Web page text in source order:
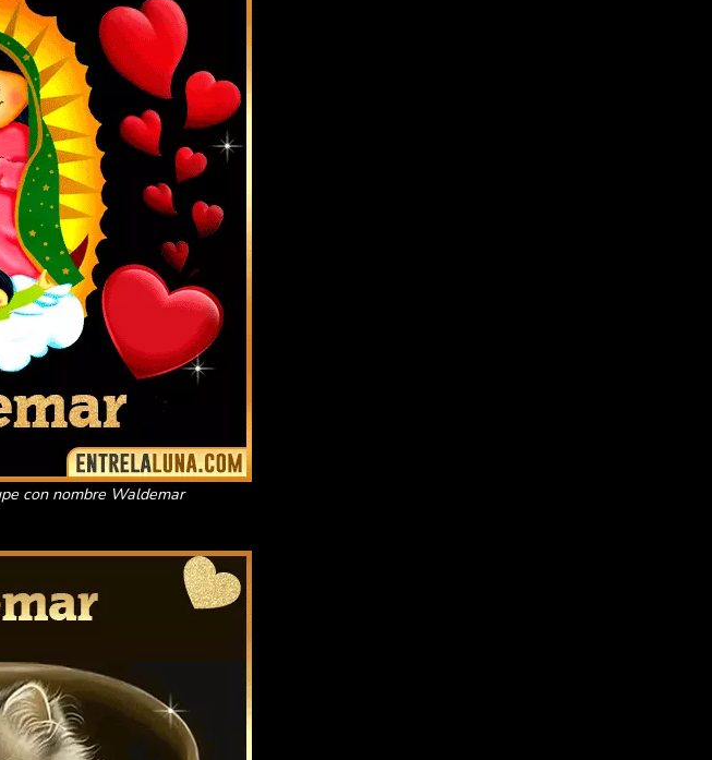
con nombre Waldemar